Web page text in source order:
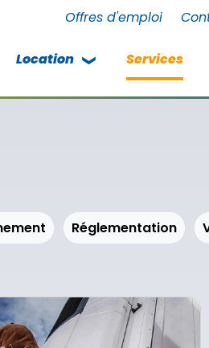
Offres d'emploi
Location Services
Réglementation